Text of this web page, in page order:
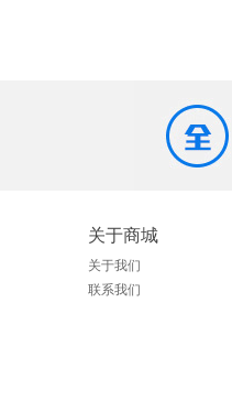
关于商城
关于我们
联系我们